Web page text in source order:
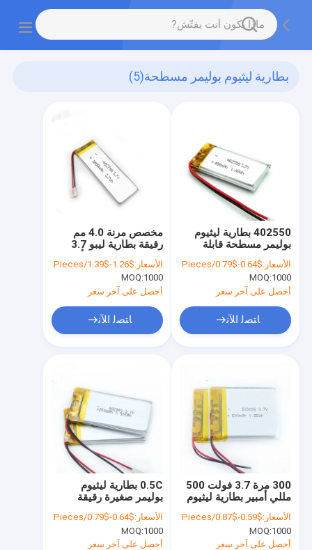
بطارية ليثيوم بوليمر مسطحة(5)
مخصص مرنة 4.0 مم
رقيقة بطارية ليبو 3.7
402780
الأسعار:$1.26-$1.39/Pieces
MOQ:1000
أحصل على آخر سعر
ﺎﺘﺼﻟ ﺍﻶﻧ
402550 بطارية ليثيوم
بوليمر مسطحة قابلة
لإعادة الشحن ،
إلكترونيات استهلاكية 3.7
فولت 400 مللي أمبير
الأسعار:$0.64-$0.79/Pieces
MOQ:1000
أحصل على آخر سعر
ﺎﺘﺼﻟ ﺍﻶﻧ
0.5C بطارية ليثيوم
بوليمر صغيرة رقيقة
كمبيوتر محمول ليبو
الأسعار:$0.64-$0.79/Pieces
MOQ:1000
أحصل على آخر سعر
300 مرة 3.7 فولت 500
مللي أمبير بطارية ليثيوم
38 * 30 * 5.0 مم
الأسعار:$0.59-$0.87/Pieces
MOQ:1000
أحصل على آخر سعر